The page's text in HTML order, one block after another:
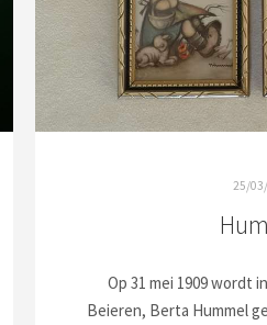
25/
Op 31 mei 1909 wordt
Beieren, Berta Hummel